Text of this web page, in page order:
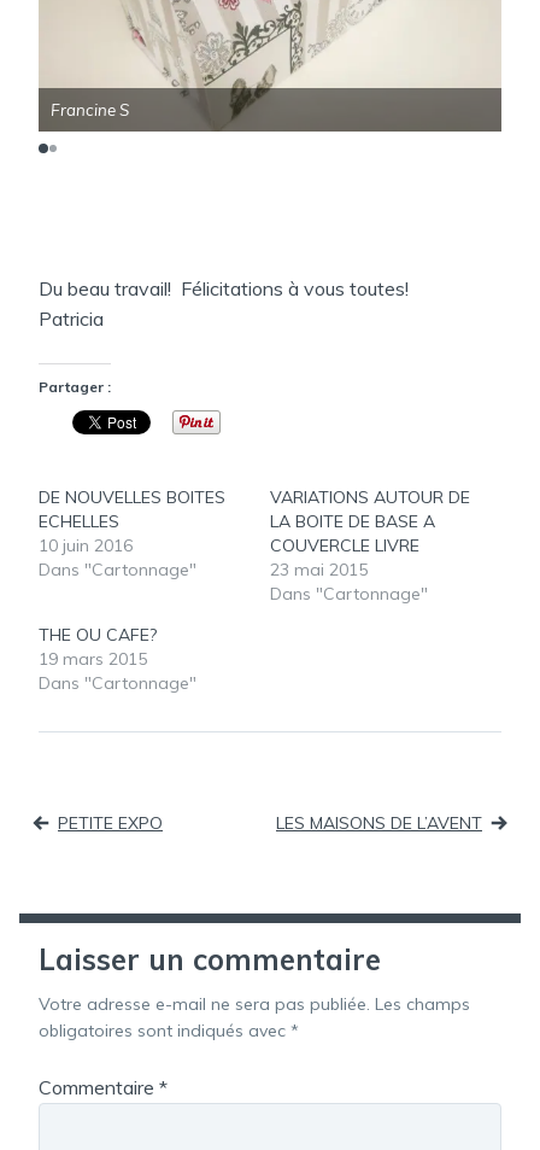
Francine S
Du beau travail! Félicitations à vous toutes!
Patricia
Partager :
DE NOUVELLES BOITES
ECHELLES
10 juin 2016
Dans "Cartonnage"
VARIATIONS AUTOUR DE
LA BOITE DE BASE A
COUVERCLE LIVRE
23 mai 2015
Dans "Cartonnage"
THE OU CAFE?
19 mars 2015
Dans "Cartonnage"
Navigation
PETITE EXPO LES MAISONS DE L’AVENT
Laisser un commentaire
Votre adresse e-mail ne sera pas publiée. Les champs
obligatoires sont indiqués avec *
Commentaire *